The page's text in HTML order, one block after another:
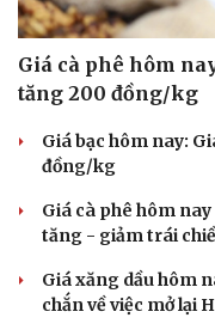
Giá cà phê hôm
tăng 200 đồng/kg
Giá bạc hôm nay:
đồng/kg
Giá cà phê hôm
tăng - giảm trái
Giá xăng dầu hôm
chắn về việc mở lại